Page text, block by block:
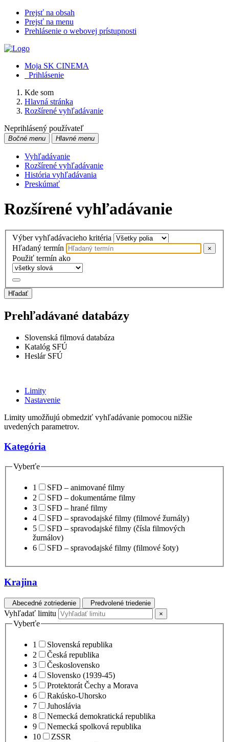
Prejsť na obsah
Prejsť na menu
Prehlásenie o webovej prístupnosti
Moja SK CINEMA
Prihlásenie
Kde som
Hlavná stránka
Rozšírené vyhľadávanie
Neprihlásený používateľ
Bočné menu Hlavné menu
Vyhľadávanie
Rozšírené vyhľadávanie
História vyhľadávania
Preskúmať
Rozšírené vyhľadávanie
Výber vyhľadávacieho kritéria
Hľadaný termín
×
Použiť termín ako
Hľadať
Prehľadávané databázy
Slovenská filmová databáza
Katalóg SFÚ
Heslár SFÚ
Limity
Nastavenie
Limity umožňujú obmedziť vyhľadávanie pomocou nižšie
uvedených parametrov.
Kategória
Vyberťe
1
SFD – animované filmy
2
SFD – dokumentárne filmy
3
SFD – hrané filmy
4
SFD – spravodajské filmy (filmové žurnály)
5
SFD – spravodajské filmy (čísla filmových
žurnálov)
6
SFD – spravodajské filmy (filmové šoty)
Krajina
Abecedné zotriedenie Predvolené triedenie
Vyhľadať limitu ×
Vyberťe
1
Slovenská republika
2
Česká republika
3
Československo
4
Slovensko (1939-45)
5
Protektorát Čechy a Morava
6
Rakúsko-Uhorsko
7
Juhoslávia
8
Nemecká demokratická republika
9
Nemecká spolková republika
10
ZSSR